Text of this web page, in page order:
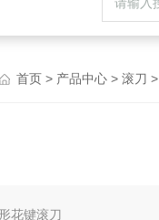
首页 > 产品中心 > 滚刀 >
花键滚刀